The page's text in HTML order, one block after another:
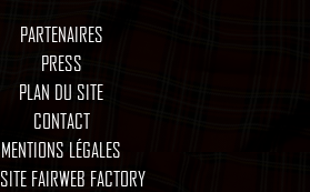
PARTENAIRES
PRESS
PLAN DU SITE
CONTACT
MENTIONS LÉGALES
FAIRWEB FACTORY